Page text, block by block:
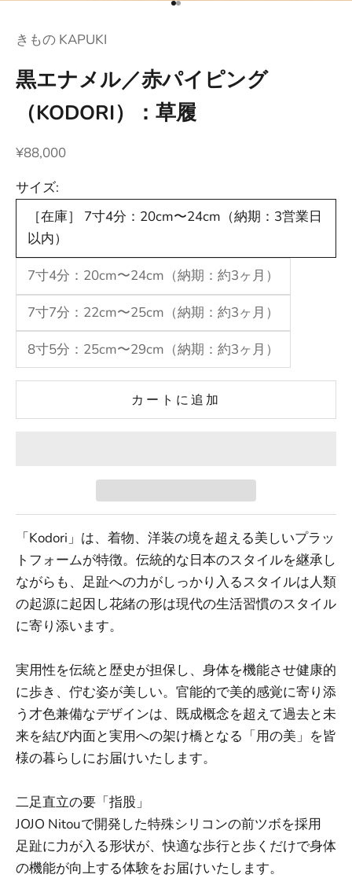
項目に移動する 1
項目に移動する 2
きもの KAPUKI
黒エナメル／赤パイピング
（KODORI）：草履
セール価格
¥88,000
サイズ:
［在庫］ 7寸4分：20cm〜24cm（納期：3営業日
以内）
7寸4分：20cm〜24cm（納期：約3ヶ月）
7寸7分：22cm〜25cm（納期：約3ヶ月）
8寸5分：25cm〜29cm（納期：約3ヶ月）
カートに追加
「Kodori」は、着物、洋装の境を超える美しいプラッ
トフォームが特徴。 伝統的な日本のスタイルを継承し
ながらも、足趾への力がしっかり入るスタイルは人類
の起源に起因し花緒の形は現代の生活習慣のスタイル
に寄り添います。
実用性を伝統と歴史が担保し、身体を機能させ健康的
に歩き、佇む姿が美しい。 官能的で美的感覚に寄り添
う才色兼備なデザインは、 既成概念を超えて過去と未
来を結び内面と実用への架け橋となる 「用の美」を皆
様の暮らしにお届けいたします。
二足直立の要「指股」
JOJO Nitouで開発した特殊シリコンの前ツボを採用
足趾に力が入る形状が、快適な歩行と歩くだけで身体
の機能が向上する体験をお届けいたします。